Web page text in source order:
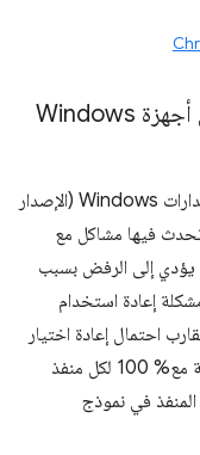
يتيح هذا الإطلاق عشوائية منفذ TCP على إصدارات Windows (الإصدار
تحدث فيها مشاكل مع
يؤدي إلى الرفض بسبب
إعادة استخدام
احتمال إعادة اختيار
منفذ تم استخدامه بالفعل بشكل عشوائي بسرعة مع% 100 لكل منفذ
المنفذ في نموذج